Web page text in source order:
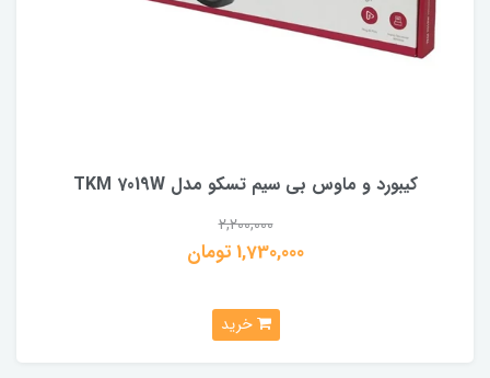
کیبورد و ماوس بی سیم تسکو مدل TKM 7019W
2,200,000
1,730,000 تومان
خرید